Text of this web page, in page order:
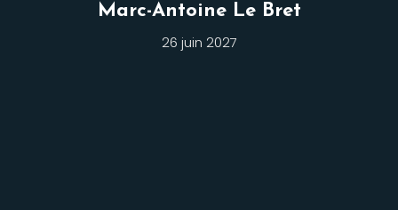
Marc-Antoine Le Bret
26 juin 2027